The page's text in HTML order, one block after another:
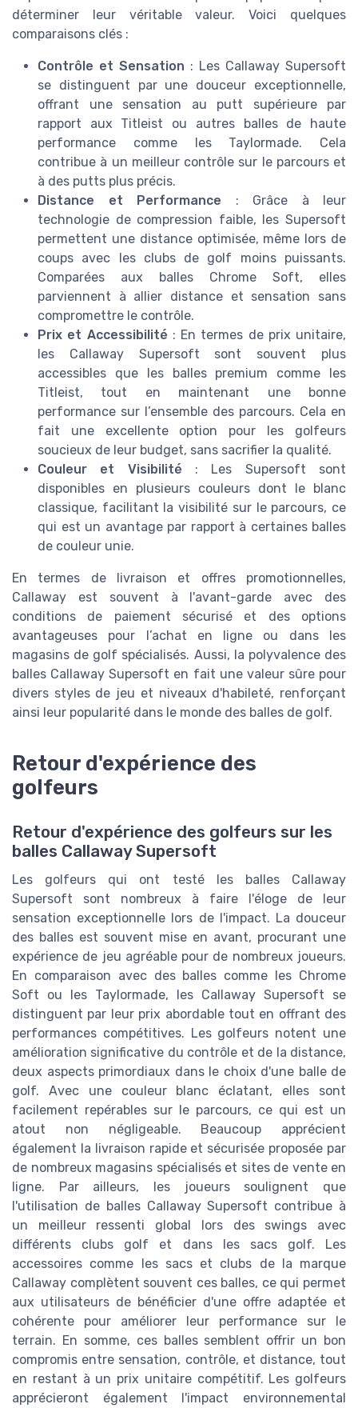
déterminer leur véritable valeur. Voici quelques
comparaisons clés :
Contrôle et Sensation : Les Callaway Supersoft
se distinguent par une douceur exceptionnelle,
offrant une sensation au putt supérieure par
rapport aux Titleist ou autres balles de haute
performance comme les Taylormade. Cela
contribue à un meilleur contrôle sur le parcours et
à des putts plus précis.
Distance et Performance : Grâce à leur
technologie de compression faible, les Supersoft
permettent une distance optimisée, même lors de
coups avec les clubs de golf moins puissants.
Comparées aux balles Chrome Soft, elles
parviennent à allier distance et sensation sans
compromettre le contrôle.
Prix et Accessibilité : En termes de prix unitaire,
les Callaway Supersoft sont souvent plus
accessibles que les balles premium comme les
Titleist, tout en maintenant une bonne
performance sur l’ensemble des parcours. Cela en
fait une excellente option pour les golfeurs
soucieux de leur budget, sans sacrifier la qualité.
Couleur et Visibilité : Les Supersoft sont
disponibles en plusieurs couleurs dont le blanc
classique, facilitant la visibilité sur le parcours, ce
qui est un avantage par rapport à certaines balles
de couleur unie.
En termes de livraison et offres promotionnelles,
Callaway est souvent à l'avant-garde avec des
conditions de paiement sécurisé et des options
avantageuses pour l’achat en ligne ou dans les
magasins de golf spécialisés. Aussi, la polyvalence des
balles Callaway Supersoft en fait une valeur sûre pour
divers styles de jeu et niveaux d'habileté, renforçant
ainsi leur popularité dans le monde des balles de golf.
Retour d'expérience des
golfeurs
Retour d'expérience des golfeurs sur les
balles Callaway Supersoft
Les golfeurs qui ont testé les balles Callaway
Supersoft sont nombreux à faire l'éloge de leur
sensation exceptionnelle lors de l'impact. La douceur
des balles est souvent mise en avant, procurant une
expérience de jeu agréable pour de nombreux joueurs.
En comparaison avec des balles comme les Chrome
Soft ou les Taylormade, les Callaway Supersoft se
distinguent par leur prix abordable tout en offrant des
performances compétitives. Les golfeurs notent une
amélioration significative du contrôle et de la distance,
deux aspects primordiaux dans le choix d'une balle de
golf. Avec une couleur blanc éclatant, elles sont
facilement repérables sur le parcours, ce qui est un
atout non négligeable. Beaucoup apprécient
également la livraison rapide et sécurisée proposée par
de nombreux magasins spécialisés et sites de vente en
ligne. Par ailleurs, les joueurs soulignent que
l'utilisation de balles Callaway Supersoft contribue à
un meilleur ressenti global lors des swings avec
différents clubs golf et dans les sacs golf. Les
accessoires comme les sacs et clubs de la marque
Callaway complètent souvent ces balles, ce qui permet
aux utilisateurs de bénéficier d'une offre adaptée et
cohérente pour améliorer leur performance sur le
terrain. En somme, ces balles semblent offrir un bon
compromis entre sensation, contrôle, et distance, tout
en restant à un prix unitaire compétitif. Les golfeurs
apprécieront également l'impact environnemental